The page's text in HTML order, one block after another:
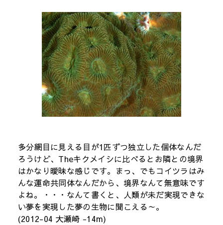
多分網目に見える目が1匹ずつ独立した個体なんだ
ろうけど、Theキクメイシに比べるとお隣との境界
はかなり曖昧な感じです。まっ、でもコイツラはみ
んな運命共同体なんだから、境界なんて無意味です
よね。・・・なんて書くと、人類が未だ実現できな
い夢を実現した夢の生物に聞こえる～。
(2012-04 大瀬崎 -14m)